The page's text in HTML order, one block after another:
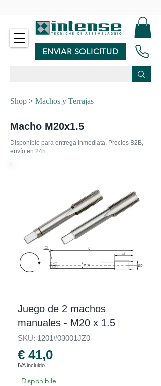
ENVIAR SOLICITUD
Shop > Machos y Terrajas
Macho M20x1.5
Disponible para entrega inmediata. Precios B2B,
envío en 24h
Juego de 2 machos
manuales - M20 x 1.5
SKU: 1201#03001JZ0
€ 41,0
IVA incluido
Disponibile